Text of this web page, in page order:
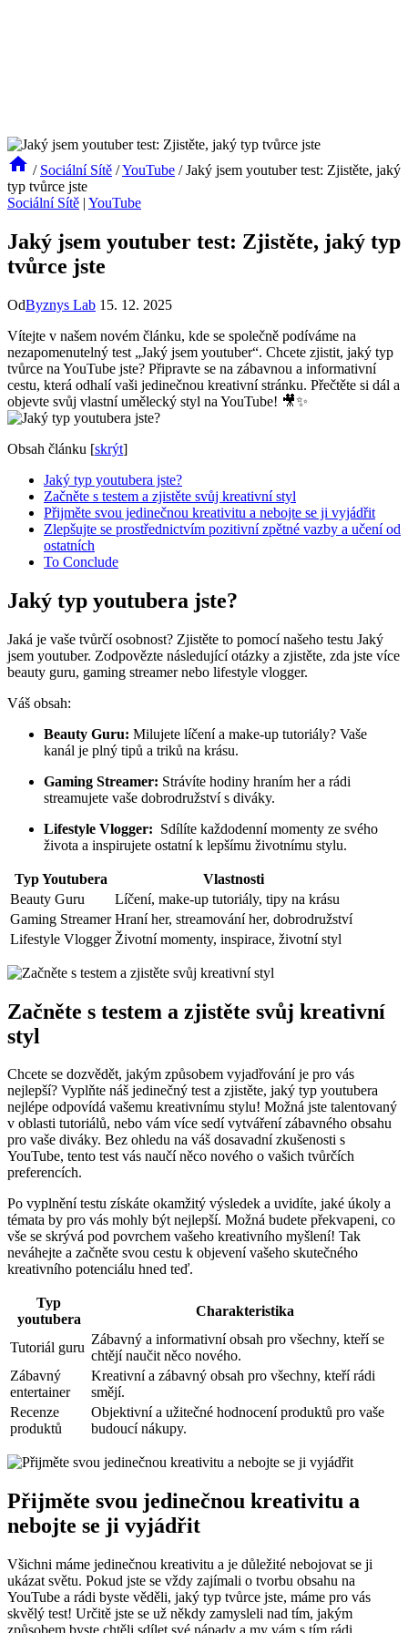
/ Sociální Sítě /YouTube / Jaký jsem youtuber test: Zjistěte, jaký
typ tvůrce jste
Sociální Sítě | YouTube
Jaký jsem youtuber test: Zjistěte, jaký typ
tvůrce jste
OdByznys Lab 15. 12. 2025
Vítejte ‌v našem novém článku, kde se‍ společně podíváme na
nezapomenutelný test „Jaký jsem youtuber“. Chcete zjistit, jaký typ
tvůrce na YouTube jste? Připravte se‍ na ‍zábavnou ⁤a informativní⁢
cestu, která odhalí vaši jedinečnou⁢ kreativní stránku. Přečtěte si dál ​a
objevte svůj vlastní⁤ umělecký‍ styl⁤ na YouTube! 🎥✨
Obsah článku [skrýt]
Jaký typ ‌youtubera jste?
Začněte s testem a⁤ zjistěte svůj kreativní ⁣styl
Přijměte svou jedinečnou kreativitu a ‍nebojte se ji vyjádřit
Zlepšujte​ se prostřednictvím pozitivní zpětné ​vazby a​ učení ​od⁢
ostatních
To ‍Conclude
Jaký typ ‌youtubera jste?
Jaká je vaše tvůrčí osobnost? Zjistěte to​ pomocí našeho testu Jaký
jsem​ youtuber.⁣ Zodpovězte následující ⁤otázky a ⁣zjistěte,‍ zda jste více
beauty guru, ⁣gaming‌ streamer nebo lifestyle vlogger.
Váš⁢ obsah:
Beauty Guru: Milujete líčení a make-up⁣ tutoriály?‌ Vaše
kanál je plný tipů a triků na⁤ krásu.
Gaming Streamer: Strávíte hodiny ⁤hraním her a rádi
⁤streamujete vaše dobrodružství s diváky.
Lifestyle Vlogger: ‌ Sdílíte⁣ každodenní momenty ze⁢ svého
života⁢ a ⁤inspirujete ostatní ​k lepšímu životnímu‌ stylu.
Typ‌ Youtubera
Vlastnosti
Beauty ‍Guru
Líčení, ⁣make-up tutoriály, tipy ‌na krásu
Gaming Streamer Hraní her, streamování her,​ dobrodružství
Lifestyle⁤ Vlogger Životní momenty,​ inspirace, životní ⁤styl
Začněte s testem a⁤ zjistěte svůj kreativní
⁣styl
Chcete se dozvědět, ‍jakým způsobem vyjadřování ⁤je pro ⁤vás
nejlepší? Vyplňte​ náš jedinečný test a ⁣zjistěte, jaký typ⁤ youtubera
nejlépe ⁢odpovídá vašemu kreativnímu stylu! Možná jste ‍talentovaný
v​ oblasti tutoriálů, ‌nebo vám více sedí vytváření zábavného obsahu⁤
pro⁣ vaše⁣ diváky.⁢ Bez ohledu ⁢na ⁣váš ‍dosavadní ‍zkušenosti s
YouTube, tento test⁤ vás naučí něco ⁢nového o vašich‌ tvůrčích
‌preferencích.
Po⁢ vyplnění testu získáte okamžitý‌ výsledek ⁢a‌ uvidíte, ‍jaké⁣ úkoly​ a
témata by pro⁣ vás ⁢mohly být nejlepší.⁢ Možná⁤ budete překvapeni, ‌co⁤
vše se skrývá ​pod povrchem vašeho kreativního myšlení! Tak
neváhejte a ⁢začněte svou⁢ cestu k objevení vašeho skutečného
kreativního potenciálu hned ‍teď.
Typ
youtubera
Charakteristika
Tutoriál guru
Zábavný a‌ informativní ‌obsah pro všechny, ⁤kteří se‌
chtějí naučit něco nového.
Zábavný
entertainer
Kreativní a ‌zábavný obsah pro všechny, kteří rádi
smějí.
Recenze ​
produktů
Objektivní ​a‍ užitečné hodnocení produktů ⁢pro vaše
budoucí nákupy.
Přijměte svou jedinečnou kreativitu a
‍nebojte se ji vyjádřit
Všichni⁣ máme ⁤jedinečnou⁤ kreativitu ‌a je důležité ⁣nebojovat se‍ ji
ukázat světu. Pokud jste ⁣se vždy ‌zajímali o ⁤tvorbu obsahu na⁤
YouTube a rádi byste ⁣věděli, jaký typ tvůrce jste,⁣ máme pro ⁣vás
‌skvělý​ test! Určitě jste se ​už‌ někdy zamysleli‌ nad tím, jakým​